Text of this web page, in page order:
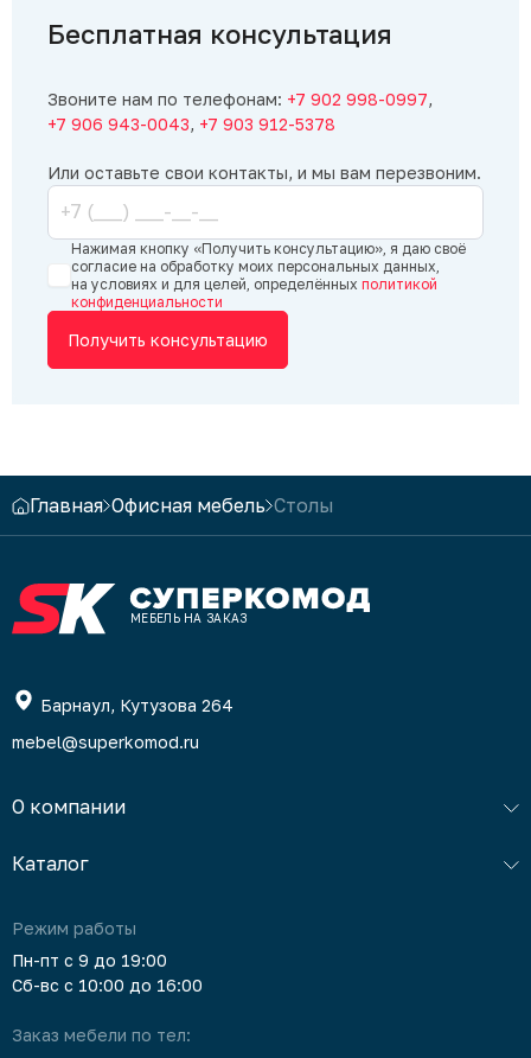
Бесплатная консультация
Звоните нам по телефонам: +7 902 998-0997,
+7 906 943-0043, +7 903 912-5378
Или оставьте свои контакты, и мы вам перезвоним.
Нажимая кнопку «Получить консультацию», я даю своё
согласие на обработку моих персональных данных,
на условиях и для целей, определённых политикой
конфиденциальности
Получить консультацию
Главная Офисная мебель Столы
МЕБЕЛЬ НА ЗАКАЗ
Барнаул, Кутузова 264
mebel@superkomod.ru
О компании
Каталог
Режим работы
Пн-пт с 9 до 19:00
Сб-вс с 10:00 до 16:00
Заказ мебели по тел: